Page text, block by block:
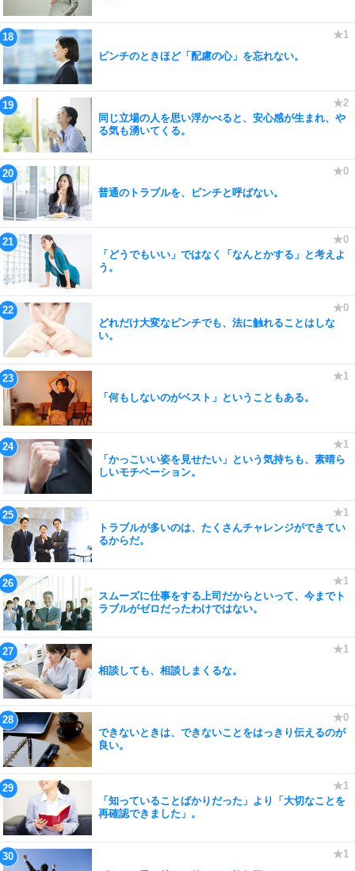
ピンチのときほど「配慮の心」を忘れない。
同じ立場の人を思い浮かべると、安心感が生まれ、や
る気も湧いてくる。
普通のトラブルを、ピンチと呼ばない。
「どうでもいい」ではなく「なんとかする」と考えよ
う。
どれだけ大変なピンチでも、法に触れることはしな
い。
「何もしないのがベスト」ということもある。
「かっこいい姿を見せたい」という気持ちも、素晴ら
しいモチベーション。
トラブルが多いのは、たくさんチャレンジができてい
るからだ。
スムーズに仕事をする上司だからといって、今までト
ラブルがゼロだったわけではない。
相談しても、相談しまくるな。
できないときは、できないことをはっきり伝えるのが
良い。
「知っていることばかりだった」より「大切なことを
再確認できました」。